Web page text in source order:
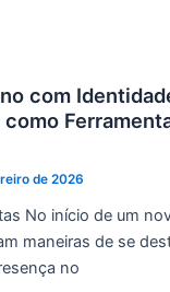
com
de 2026
No início de um
maneiras de se
no